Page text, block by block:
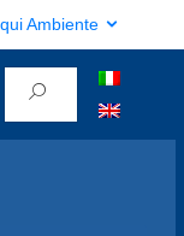
Ambiente